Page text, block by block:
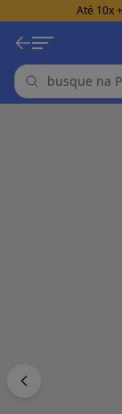
Até 10x